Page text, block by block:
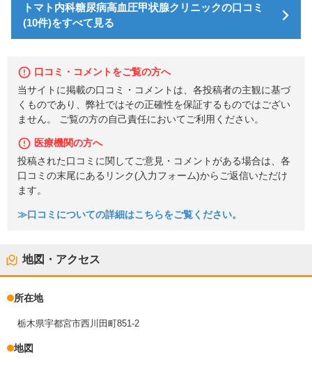
トマト内科糖尿病高血圧甲状腺クリニックの口コミ
(10件)をすべて見る
口コミ・コメントをご覧の方へ
当サイトに掲載の口コミ・コメントは、各投稿者の主観に基づ
くものであり、弊社ではその正確性を保証するものではござい
ません。 ご覧の方の自己責任においてご利用ください。
医療機関の方へ
投稿された口コミに関してご意見・コメントがある場合は、各
口コミの末尾にあるリンク(入力フォーム)からご返信いただけ
ます。
≫口コミについての詳細はこちらをご覧ください。
地図・アクセス
所在地
栃木県宇都宮市西川田町851-2
地図